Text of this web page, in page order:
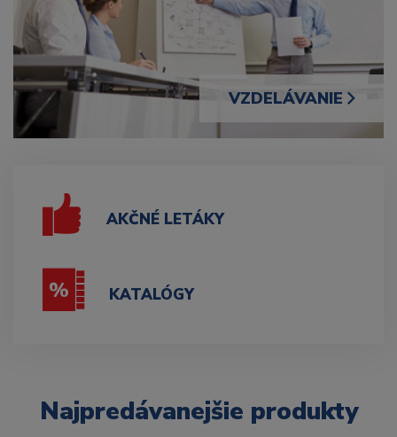
VZDELÁVANIE
AKČNÉ LETÁKY
KATALÓGY
Najpredávanejšie produkty